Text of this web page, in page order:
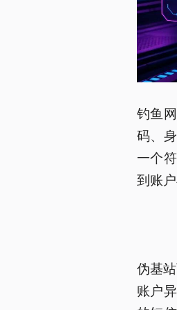
钓鱼
码、
一个
到账
伪基
账户